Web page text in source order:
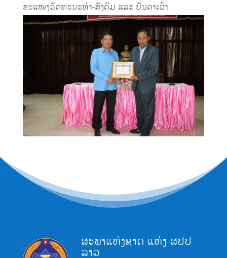
ຂະແໜງວັດທະນະທຳ-ສັງຄົມ ແລະ ບັນດາເຜົ່າ
ສະພາແຫ່ງຊາດ ແຫ່ງ ສປປ
ລາວ